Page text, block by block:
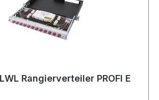
Rangierverteiler PROFI E